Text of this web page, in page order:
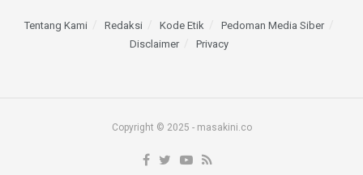
Tentang Kami Redaksi Kode Etik
Pedoman Media Siber
Disclaimer
Privacy
Copyright © 2025 - masakini.co